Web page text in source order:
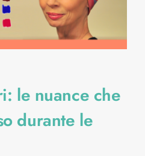
le nuance che
durante le